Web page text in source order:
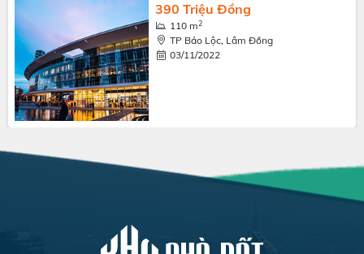
390 Triệu Đồng
110 m2
TP Bảo Lộc, Lâm Đồng
03/11/2022